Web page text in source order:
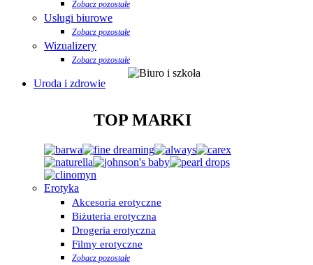
Zobacz pozostałe
Usługi biurowe
Zobacz pozostałe
Wizualizery
Zobacz pozostałe
Uroda i zdrowie
TOP MARKI
Erotyka
Akcesoria erotyczne
Biżuteria erotyczna
Drogeria erotyczna
Filmy erotyczne
Zobacz pozostałe